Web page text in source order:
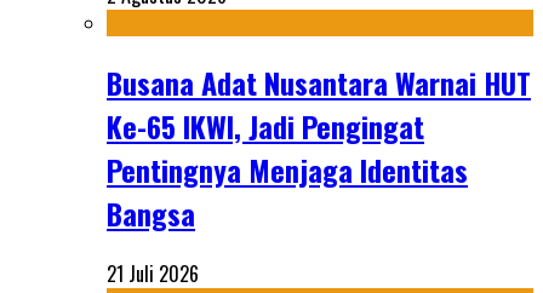
Busana Adat Nusantara Warnai HUT
Ke-65 IKWI, Jadi Pengingat
Pentingnya Menjaga Identitas
Bangsa
21 Juli 2026